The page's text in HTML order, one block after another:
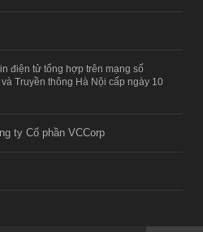
điện tử tổng hợp trên mạng số
Truyền thông Hà Nội cấp ngày 10
ty Cổ phần VCCorp